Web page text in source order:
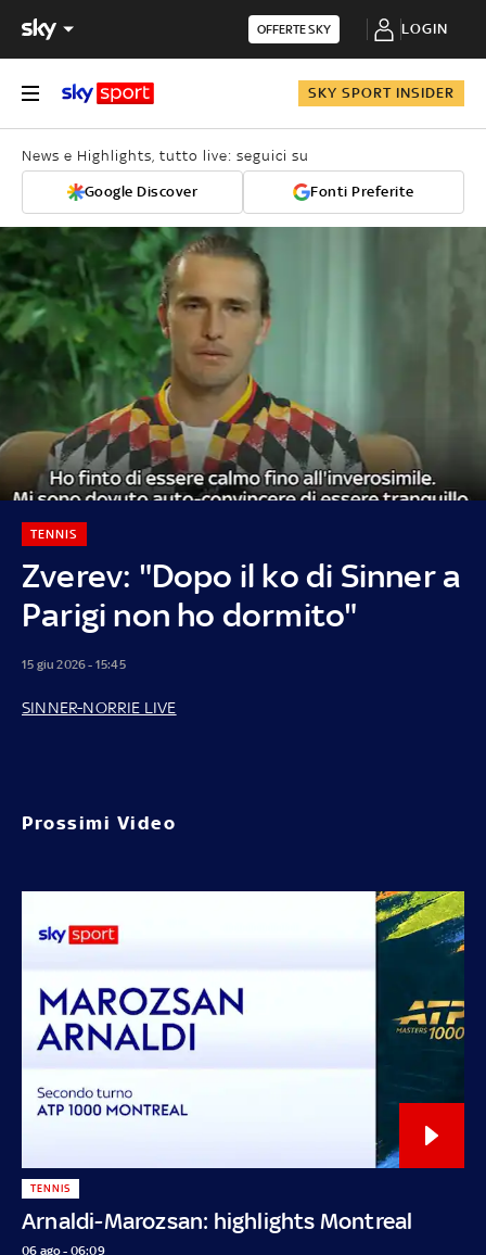
OFFERTE SKY LOGIN
SKY SPORT INSIDER
News e Highlights, tutto live: seguici su
Google Discover Fonti Preferite
Zverev: "Dopo il ko di Sinner a
Parigi non ho dormito"
TENNIS
15 giu 2026 - 15:45
SINNER-NORRIE LIVE
Prossimi Video
Arnaldi-Marozsan: highlights Montreal
TENNIS
06 ago - 06:09